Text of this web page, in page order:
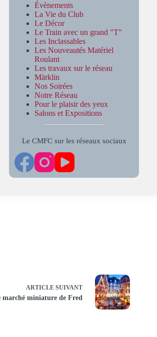
Évènements
La Vie du Club
Le Décor
Le Train avec un grand "T"
Les Inclassables
Les Nouveautés Matériel
Roulant
Les travaux sur le réseau
Märklin
Nos Soirées
Notre Réseau
Pour le plaisir des yeux
Salons et Expositions
Le CMFC sur les réseaux sociaux
ARTICLE SUIVANT
marché miniature de Fred